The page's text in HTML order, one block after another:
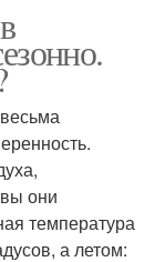
они
температура
а летом: